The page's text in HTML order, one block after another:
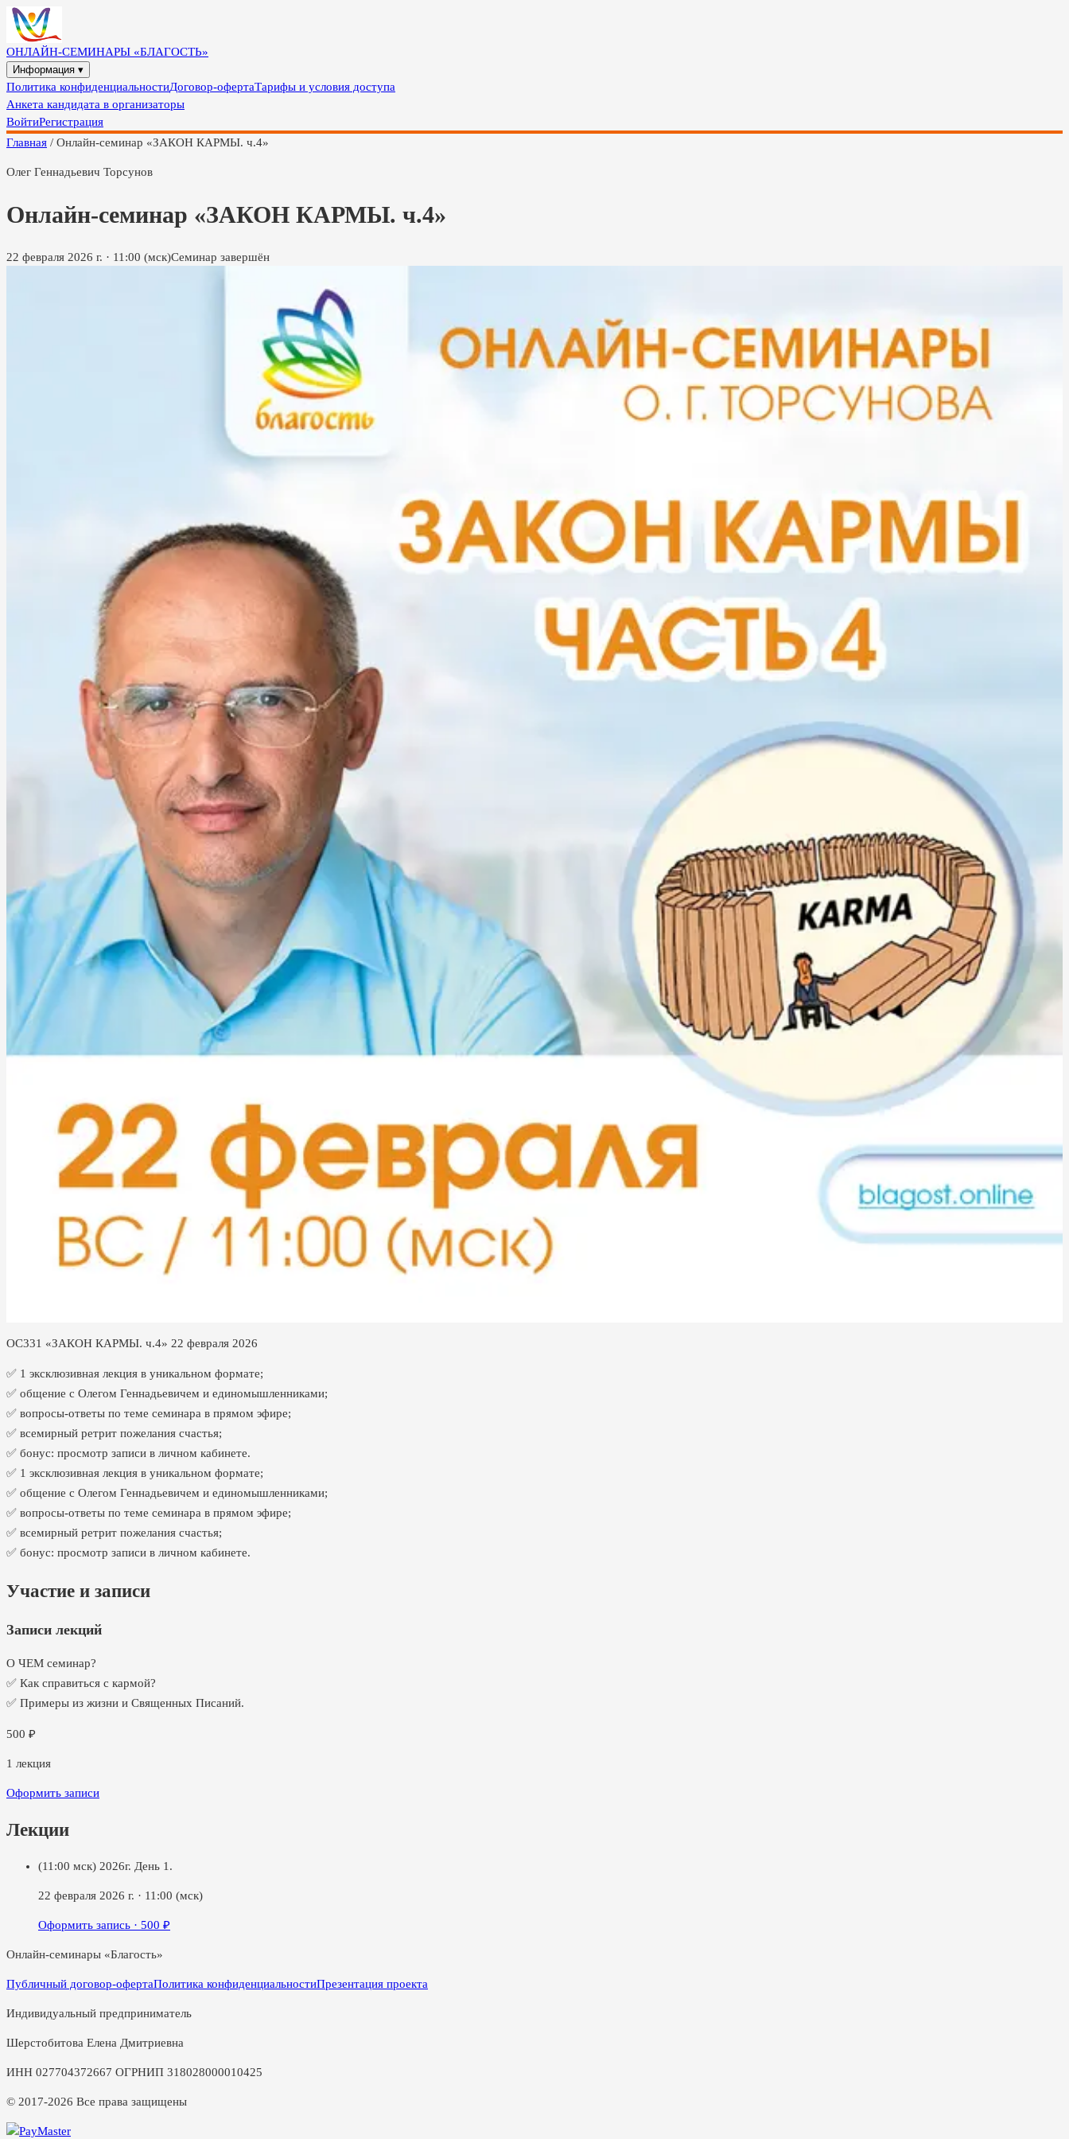
ОНЛАЙН-СЕМИНАРЫ «БЛАГОСТЬ»
Информация ▾
Политика конфиденциальностиДоговор-офертаТарифы и условия доступа
Анкета кандидата в организаторы
ВойтиРегистрация
Главная / Онлайн-семинар «ЗАКОН КАРМЫ. ч.4»
Олег Геннадьевич Торсунов
Онлайн-семинар «ЗАКОН КАРМЫ. ч.4»
22 февраля 2026 г. · 11:00 (мск)Семинар завершён
ОС331 «ЗАКОН КАРМЫ. ч.4» 22 февраля 2026
✅ 1 эксклюзивная лекция в уникальном формате;
✅ общение с Олегом Геннадьевичем и единомышленниками;
✅ вопросы-ответы по теме семинара в прямом эфире;
✅ всемирный ретрит пожелания счастья;
✅ бонус: просмотр записи в личном кабинете.
✅ 1 эксклюзивная лекция в уникальном формате;
✅ общение с Олегом Геннадьевичем и единомышленниками;
✅ вопросы-ответы по теме семинара в прямом эфире;
✅ всемирный ретрит пожелания счастья;
✅ бонус: просмотр записи в личном кабинете.
Участие и записи
Записи лекций
О ЧЕМ семинар?
✅ Как справиться с кармой?
✅ Примеры из жизни и Священных Писаний.
500 ₽
1 лекция
Оформить записи
Лекции
(11:00 мск) 2026г. День 1.
22 февраля 2026 г. · 11:00 (мск)
Оформить запись · 500 ₽
Онлайн-семинары «Благость»
Публичный договор-офертаПолитика конфиденциальностиПрезентация проекта
Индивидуальный предприниматель
Шерстобитова Елена Дмитриевна
ИНН 027704372667 ОГРНИП 318028000010425
© 2017-2026 Все права защищены